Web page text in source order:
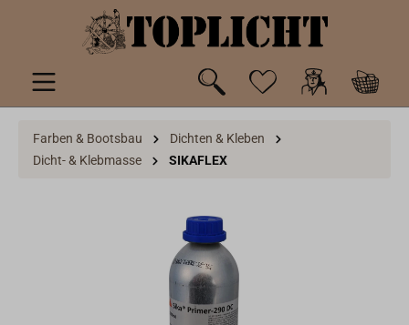
springen
Farben & Bootsbau
Dichten & Kleben
Dicht- & Klebmasse
SIKAFLEX